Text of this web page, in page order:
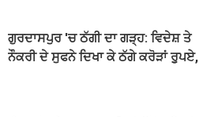
ਗੁਰਦਾਸਪੁਰ 'ਚ ਠੱਗੀ ਦਾ ਗੜ੍ਹ: ਵਿਦੇਸ਼ ਤੇ
ਨੌਕਰੀ ਦੇ ਸੁਫਨੇ ਦਿਖਾ ਕੇ ਠੱਗੇ ਕਰੋੜਾਂ ਰੁੁਪਏ,